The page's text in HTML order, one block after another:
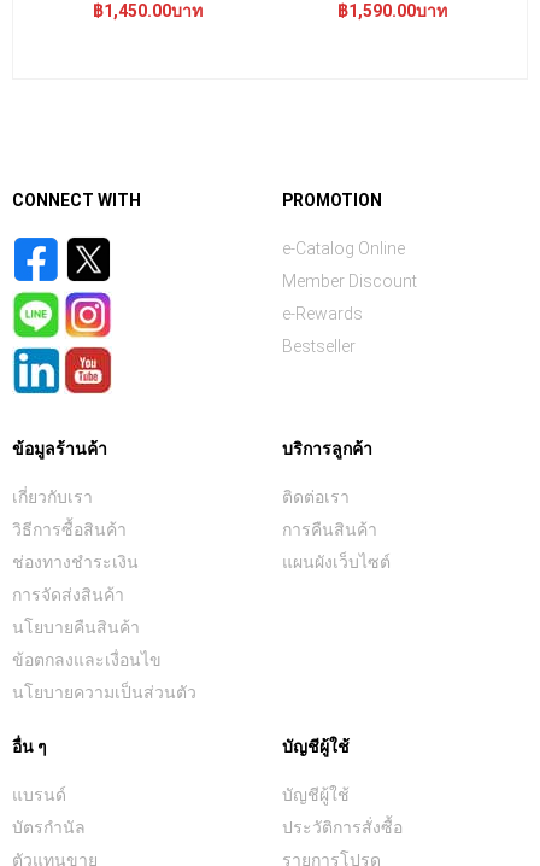
฿1,450.00บาท
฿1,590.00บาท
CONNECT WITH PROMOTION
e-Catalog Online
Member Discount
e-Rewards
Bestseller
ข้อมูลร้านค้า
เกี่ยวกับเรา
วิธีการซื้อสินค้า
ช่องทางชำระเงิน
การจัดส่งสินค้า
นโยบายคืนสินค้า
ข้อตกลงและเงื่อนไข
นโยบายความเป็นส่วนตัว
บริการลูกค้า
ติดต่อเรา
การคืนสินค้า
แผนผังเว็บไซต์
อื่น ๆ
แบรนด์
บัตรกำนัล
ตัวแทนขาย
บัญชีผู้ใช้
บัญชีผู้ใช้
ประวัติการสั่งซื้อ
รายการโปรด